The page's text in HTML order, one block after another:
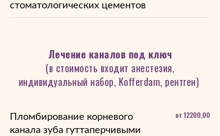
стоматологических цементов
Лечение каналов под ключ
(в стоимость входит анестезия,
индивидуальный набор, Kofferdam, рентген)
Пломбирование корневого
канала зуба гуттаперчивыми
от 12200,00